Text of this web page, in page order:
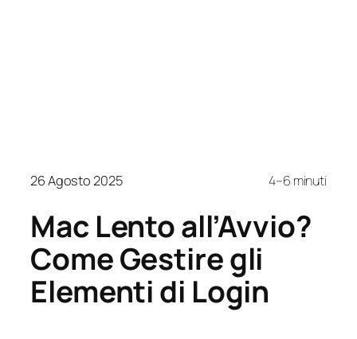
26 Agosto 2025 4–6 minuti
Mac Lento all’Avvio?
Come Gestire gli
Elementi di Login